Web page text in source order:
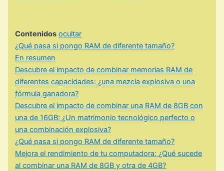
Contenidos ocultar
¿Qué pasa si pongo RAM de diferente tamaño?
En resumen
Descubre el impacto de combinar memorias RAM de
diferentes capacidades: ¿una mezcla explosiva o una
fórmula ganadora?
Descubre el impacto de combinar una RAM de 8GB con
una de 16GB: ¿Un matrimonio tecnológico perfecto o
una combinación explosiva?
¿Qué pasa si pongo RAM de diferente tamaño?
Mejora el rendimiento de tu computadora: ¿Qué sucede
al combinar una RAM de 8GB y otra de 4GB?